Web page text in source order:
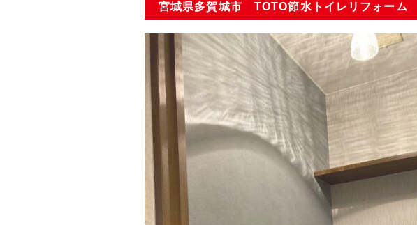
宮城県多賀城市 TOTO節水トイレリフォーム